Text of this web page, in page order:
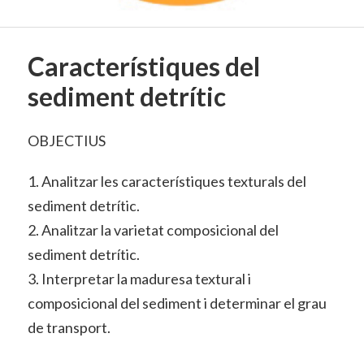
Característiques del
sediment detrític
OBJECTIUS
1. Analitzar les característiques texturals del
sediment detrític.
2. Analitzar la varietat composicional del
sediment detrític.
3. Interpretar la maduresa textural i
composicional del sediment i determinar el grau
de transport.